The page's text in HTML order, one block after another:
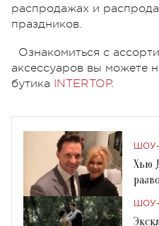
распродажах и
праздников.
Ознакомиться с
аксессуаров вы можете
бутика INTERTOP.
Хью